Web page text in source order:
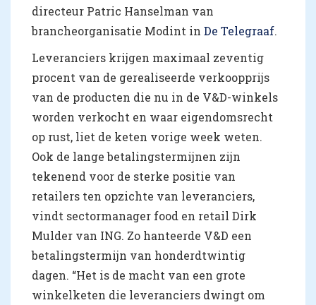
directeur Patric Hanselman van
brancheorganisatie Modint in De Telegraaf.
Leveranciers krijgen maximaal zeventig
procent van de gerealiseerde verkoopprijs
van de producten die nu in de V&D-winkels
worden verkocht en waar eigendomsrecht
op rust, liet de keten vorige week weten.
Ook de lange betalingstermijnen zijn
tekenend voor de sterke positie van
retailers ten opzichte van leveranciers,
vindt sectormanager food en retail Dirk
Mulder van ING. Zo hanteerde V&D een
betalingstermijn van honderdtwintig
dagen. “Het is de macht van een grote
winkelketen die leveranciers dwingt om